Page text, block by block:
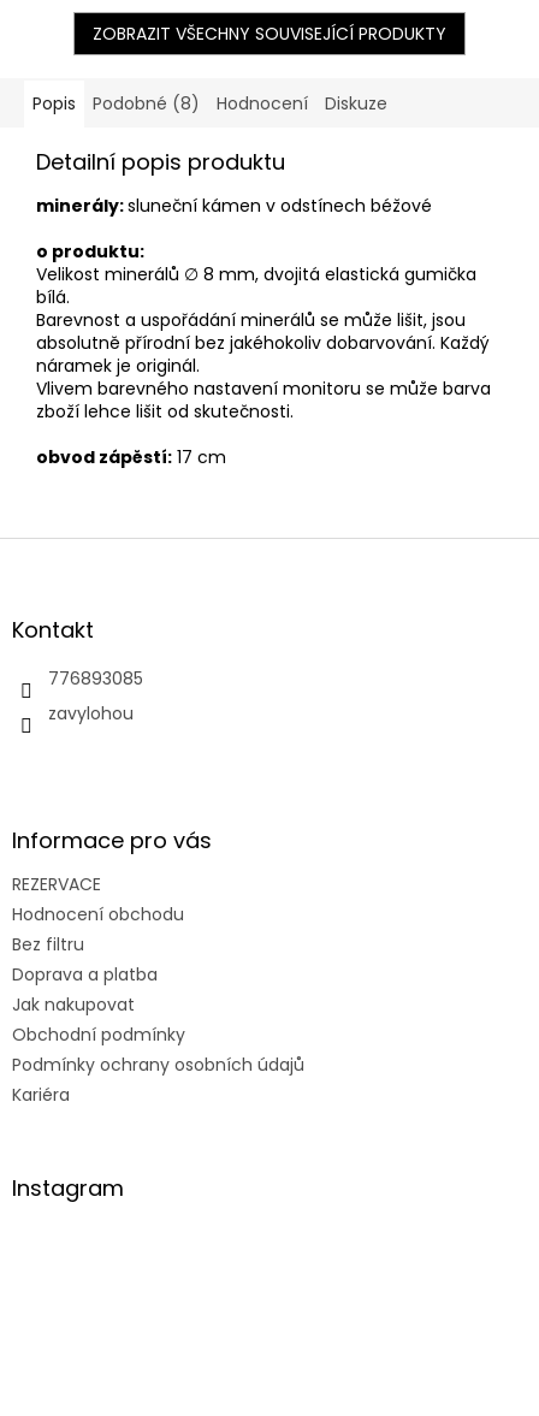
ZOBRAZIT VŠECHNY SOUVISEJÍCÍ PRODUKTY
Popis Podobné (8) Hodnocení Diskuze
Detailní popis produktu
minerály:sluneční kámen v odstínech béžové
o produktu:
Velikost minerálů ∅ 8 mm, dvojitá elastická gumička
bílá.
Barevnost a uspořádání minerálů se může lišit, jsou
absolutně přírodní bez jakéhokoliv dobarvování. Každý
náramek je originál.
Vlivem barevného nastavení monitoru se může barva
zboží lehce lišit od skutečnosti.
obvod zápěstí: 17 cm
Z
aKontakt
776893085
zavylohou
Informace pro vás
REZERVACE
Hodnocení obchodu
Bez filtru
Doprava a platba
Jak nakupovat
Obchodní podmínky
Podmínky ochrany osobních údajů
Kariéra
Instagram